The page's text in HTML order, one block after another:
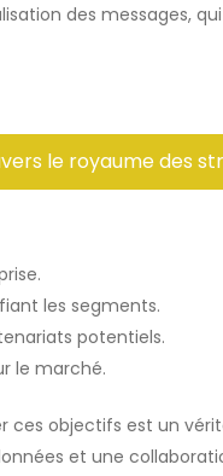
des messages,
le royaume des
les segments.
potentiels.
le marché.
ces objectifs est un
et une